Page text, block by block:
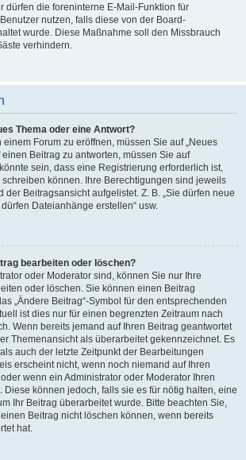
dürfen die foreninterne E-Mail-Funktion für
nutzen, falls diese von der Board-
wurde. Diese Maßnahme soll den Missbrauch
verhindern.
Thema oder eine Antwort?
Forum zu eröffnen, müssen Sie auf „Neues
einen Beitrag zu antworten, müssen Sie auf
sein, dass eine Registrierung erforderlich ist,
können. Ihre Berechtigungen sind jeweils
der Beitragsansicht aufgelistet. Z. B. „Sie dürfen neue
Dateianhänge erstellen“ usw.
bearbeiten oder löschen?
oder Moderator sind, können Sie nur Ihre
oder löschen. Sie können einen Beitrag
„Ändere Beitrag“-Symbol für den entsprechenden
ist dies nur für einen begrenzten Zeitraum nach
Wenn bereits jemand auf Ihren Beitrag geantwortet
Themenansicht als überarbeitet gekennzeichnet. Es
auch der letzte Zeitpunkt der Bearbeitungen
erscheint nicht, wenn noch niemand auf Ihren
wenn ein Administrator oder Moderator Ihren
Diese können jedoch, falls sie es für nötig halten, eine
Ihr Beitrag überarbeitet wurde. Bitte beachten Sie,
Beitrag nicht löschen können, wenn bereits
hat.